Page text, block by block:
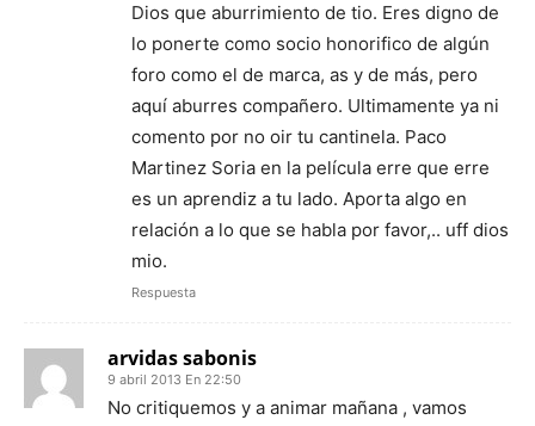
Dios que aburrimiento de tio. Eres digno de
lo ponerte como socio honorifico de algún
foro como el de marca, as y de más, pero
aquí aburres compañero. Ultimamente ya ni
comento por no oir tu cantinela. Paco
Martinez Soria en la película erre que erre
es un aprendiz a tu lado. Aporta algo en
relación a lo que se habla por favor,.. uff dios
mio.
Respuesta
arvidas sabonis
9 abril 2013 En 22:50
No critiquemos y a animar mañana , vamos